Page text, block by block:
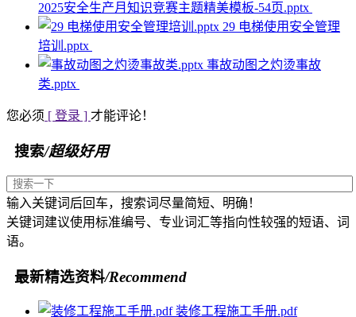
2025安全生产月知识竞赛主题精美模板-54页.pptx
29 电梯使用安全管理
培训.pptx
事故动图之灼烫事故
类.pptx
您必须 [ 登录 ] 才能评论！
搜索/超级好用
输入关键词后回车，搜索词尽量简短、明确！
关键词建议使用标准编号、专业词汇等指向性较强的短语、词
语。
最新精选资料/Recommend
装修工程施工手册.pdf